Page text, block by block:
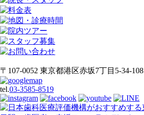
〒107-0052 東京都港区赤坂7丁目5-34-108
tel.03-3585-8519